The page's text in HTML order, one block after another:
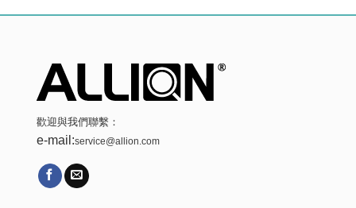
歡迎與我們聯繫：
e-mail:service@allion.com